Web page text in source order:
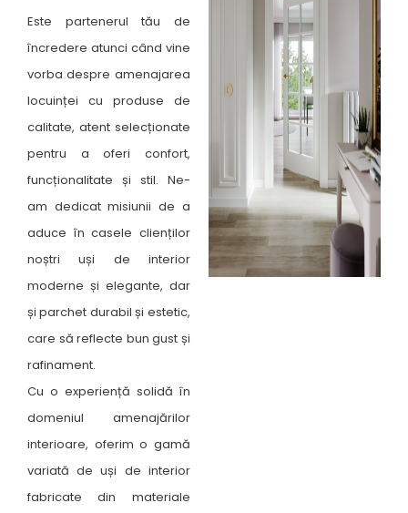
Este partenerul tău de
încredere atunci când vine
vorba despre amenajarea
locuinței cu produse de
calitate, atent selecționate
pentru a oferi confort,
funcționalitate și stil. Ne-
am dedicat misiunii de a
aduce în casele clienților
noștri uși de interior
moderne și elegante, dar
și parchet durabil și estetic,
care să reflecte bun gust și
rafinament.
Cu o experiență solidă în
domeniul amenajărilor
interioare, oferim o gamă
variată de uși de interior
fabricate din materiale